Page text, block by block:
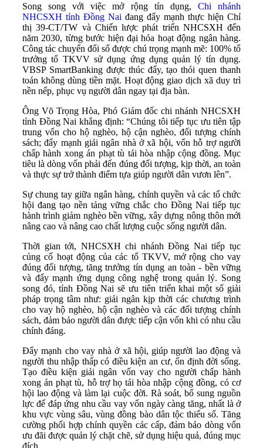
Song song với việc mở rộng tín dụng, Chi nhánh
NHCSXH tỉnh Đồng Nai đang đẩy mạnh thực hiện Chỉ
thị 39-CT/TW và Chiến lược phát triển NHCSXH đến
năm 2030, từng bước hiện đại hóa hoạt động ngân hàng.
Công tác chuyển đổi số được chú trọng mạnh mẽ: 100% tổ
trưởng tổ TKVV sử dụng ứng dụng quản lý tín dụng.
VBSP SmartBanking được thúc đẩy, tạo thói quen thanh
toán không dùng tiền mặt. Hoạt động giao dịch xã duy trì
nền nếp, phục vụ người dân ngay tại địa bàn.
Ông Võ Trọng Hòa, Phó Giám đốc chi nhánh NHCSXH
tỉnh Đồng Nai khẳng định: “Chúng tôi tiếp tục ưu tiên tập
trung vốn cho hộ nghèo, hộ cận nghèo, đối tượng chính
sách; đẩy mạnh giải ngân nhà ở xã hội, vốn hỗ trợ người
chấp hành xong án phạt tù tái hòa nhập cộng đồng. Mục
tiêu là dòng vốn phải đến đúng đối tượng, kịp thời, an toàn
và thực sự trở thành điểm tựa giúp người dân vươn lên”.
Sự chung tay giữa ngân hàng, chính quyền và các tổ chức
hội đang tạo nền tảng vững chắc cho Đồng Nai tiếp tục
hành trình giảm nghèo bền vững, xây dựng nông thôn mới
nâng cao và nâng cao chất lượng cuộc sống người dân.
Thời gian tới, NHCSXH chi nhánh Đồng Nai tiếp tục
củng cố hoạt động của các tổ TKVV, mở rộng cho vay
đúng đối tượng, tăng trưởng tín dụng an toàn - bền vững
và đẩy mạnh ứng dụng công nghệ trong quản lý. Song
song đó, tỉnh Đồng Nai sẽ ưu tiên triển khai một số giải
pháp trọng tâm như: giải ngân kịp thời các chương trình
cho vay hộ nghèo, hộ cận nghèo và các đối tượng chính
sách, đảm bảo người dân được tiếp cận vốn khi có nhu cầu
chính đáng.
Đẩy mạnh cho vay nhà ở xã hội, giúp người lao động và
người thu nhập thấp có điều kiện an cư, ổn định đời sống.
Tạo điều kiện giải ngân vốn vay cho người chấp hành
xong án phạt tù, hỗ trợ họ tái hòa nhập cộng đồng, có cơ
hội lao động và làm lại cuộc đời. Rà soát, bổ sung nguồn
lực để đáp ứng nhu cầu vay vốn ngày càng tăng, nhất là ở
khu vực vùng sâu, vùng đồng bào dân tộc thiểu số. Tăng
cường phối hợp chính quyền các cấp, đảm bảo dòng vốn
ưu đãi được quản lý chặt chẽ, sử dụng hiệu quả, đúng mục
đích.